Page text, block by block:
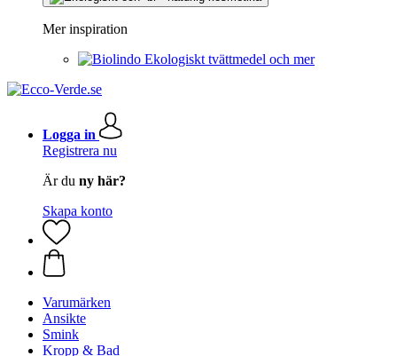
Mer inspiration
Ekologiskt tvättmedel och mer
Logga in
Registrera nu
Är du ny här?
Skapa konto
Varumärken
Ansikte
Smink
Kropp & Bad